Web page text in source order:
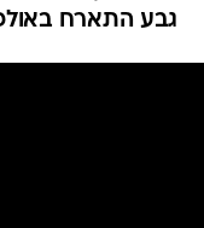
גבע התארח